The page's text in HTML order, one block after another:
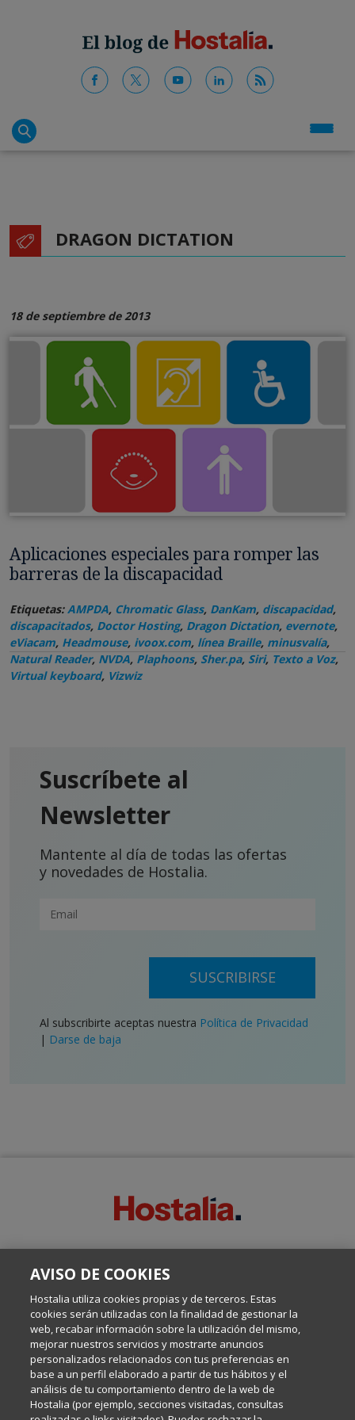
DRAGON DICTATION
18 de septiembre de 2013
Aplicaciones especiales para romper las
barreras de la discapacidad
Etiquetas:AMPDA, Chromatic Glass, DanKam, discapacidad,
discapacitados, Doctor Hosting, Dragon Dictation, evernote,
eViacam, Headmouse, ivoox.com, línea Braille, minusvalía,
Natural Reader, NVDA, Plaphoons, Sher.pa, Siri, Texto a Voz,
Virtual keyboard, Vizwiz
Suscríbete al
Newsletter
Mantente al día de todas las ofertas
y novedades de Hostalia.
SUSCRIBIRSE
Al subscribirte aceptas nuestra Política de Privacidad
| Darse de baja
Escrito por el equipo de Comunicación de Hostalia, dirigido por
Internet y Tecnología.
Política de privacidad
Política de cookies
AVISO DE COOKIES
Hostalia utiliza cookies propias y de terceros. Estas
cookies serán utilizadas con la finalidad de gestionar la
web, recabar información sobre la utilización del mismo,
mejorar nuestros servicios y mostrarte anuncios
personalizados relacionados con tus preferencias en
base a un perfil elaborado a partir de tus hábitos y el
análisis de tu comportamiento dentro de la web de
Hostalia (por ejemplo, secciones visitadas, consultas